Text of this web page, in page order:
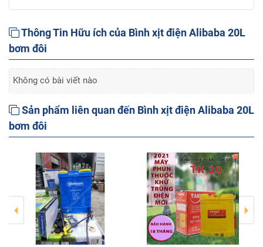
Thông Tin Hữu ích của Bình xịt điện Alibaba 20L
bơm đôi
Không có bài viết nào
Sản phẩm liên quan đến Bình xịt điện Alibaba 20L
bơm đôi